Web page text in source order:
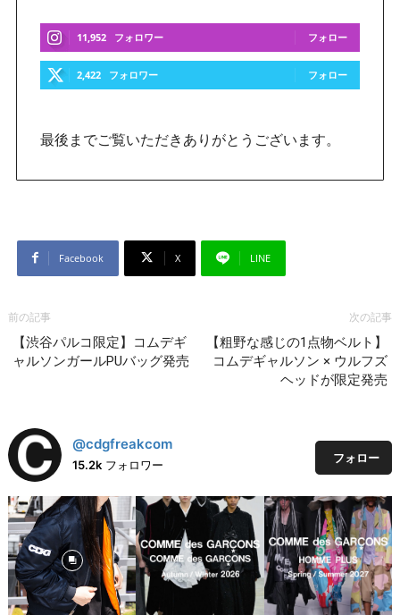
11,952 フォロワー フォロー
2,422 フォロワー フォロー
最後までご覧いただきありがとうございます。
Facebook X LINE
前の記事
【渋谷パルコ限定】コムデギ
ャルソンガールPUバッグ発売
次の記事
【粗野な感じの1点物ベルト】
コムデギャルソン × ウルフズ
ヘッドが限定発売
@cdgfreakcom
15.2kフォロワー
フォロー